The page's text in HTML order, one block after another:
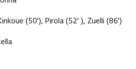
(50'), Pirola (52' ), Zuelli (86')